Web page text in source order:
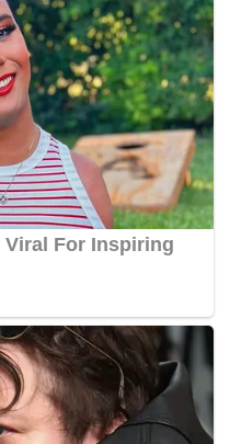
pelakon veteran Zulkifli
pengajiannya
serta sudah
kesedihan yang dialami
mana bapanya, Zulkifli
yang lalu.